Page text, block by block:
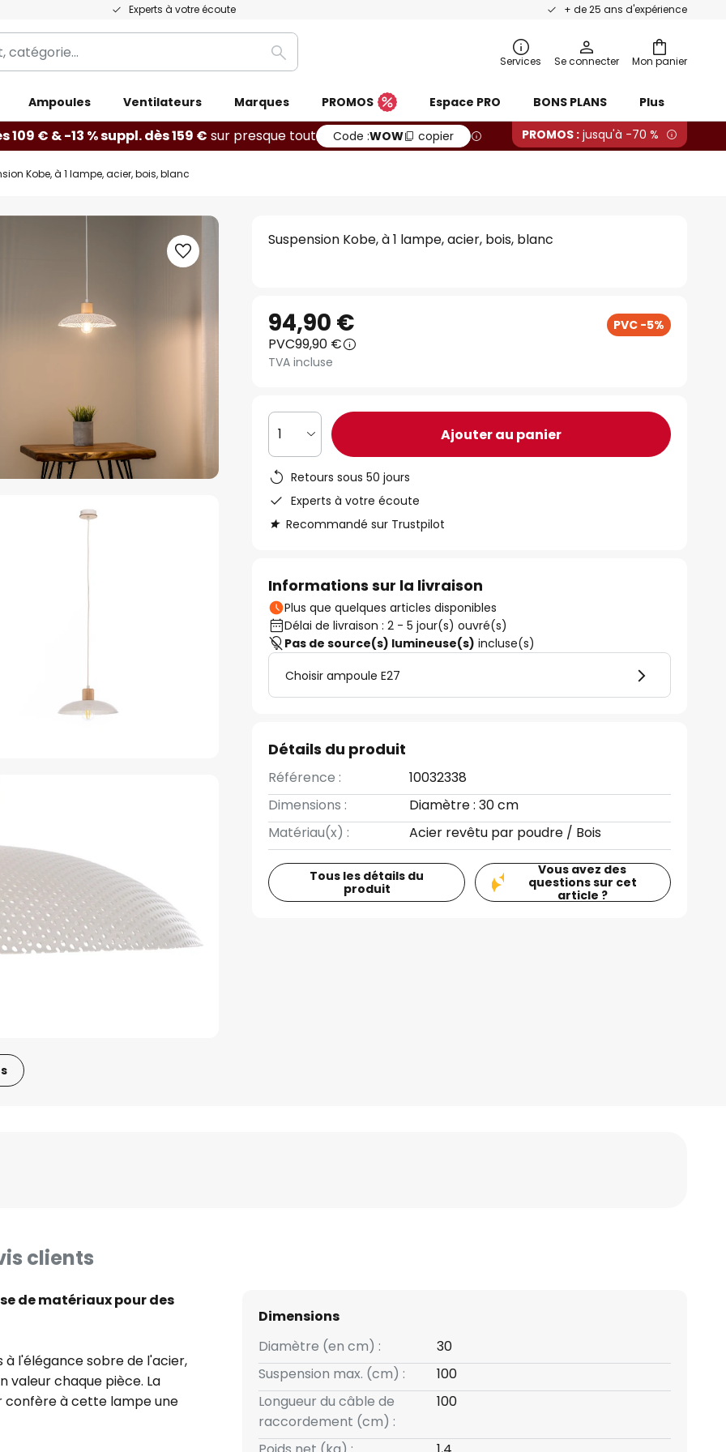
Experts à votre écoute + de 25 ans d'expérience
Mon panier
Rechercher Services Se connecter
Ampoules Ventilateurs Marques PROMOS Espace PRO BONS PLANS Plus
109 € & -13 % suppl. dès 159 € sur presque tout Code :WOW copier PROMOS : jusqu'à -70 %
Kobe, à 1 lampe, acier, bois, blanc
Suspension Kobe, à 1 lampe, acier, bois, blanc
94,90 € PVC -5%
PVC99,90 €
TVA incluse
1 Ajouter au panier
Retours sous 50 jours
Experts à votre écoute
Recommandé sur Trustpilot
Informations sur la livraison
Plus que quelques articles disponibles
Délai de livraison : 2 - 5 jour(s) ouvré(s)
Pas de source(s) lumineuse(s) incluse(s)
Choisir ampoule E27
Détails du produit
Référence :
10032338
Dimensions :
Diamètre : 30 cm
Matériau(x) :
Acier revêtu par poudre / Bois
Tous les détails du
produit
Vous avez des
questions sur cet
article ?
clients
de matériaux pour des
à l'élégance sobre de l'acier,
valeur chaque pièce. La
confère à cette lampe une
dans la cuisine, la salle
Dimensions
Diamètre (en cm) :
30
Suspension max. (cm) :
100
Longueur du câble de
raccordement (cm) :
100